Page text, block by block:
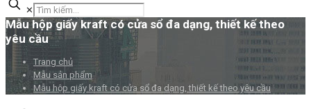
✕
Mẫu hộp giấy kraft có cửa sổ đa dạng, thiết kế theo
yêu cầu
Trang chủ
Mẫu sản phẩm
Mẫu hộp giấy kraft có cửa sổ đa dạng, thiết kế theo yêu cầu